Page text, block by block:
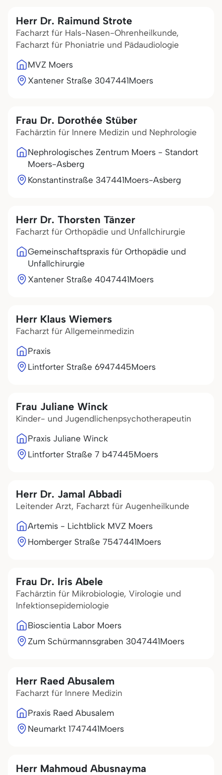
Herr Dr. Raimund Strote
Facharzt für Hals-Nasen-Ohrenheilkunde,
Facharzt für Phoniatrie und Pädaudiologie
MVZ Moers
Xantener Straße 3047441Moers
Frau Dr. Dorothée Stüber
Fachärztin für Innere Medizin und Nephrologie
Nephrologisches Zentrum Moers - Standort
Moers-Asberg
Konstantinstraße 347441Moers-Asberg
Herr Dr. Thorsten Tänzer
Facharzt für Orthopädie und Unfallchirurgie
Gemeinschaftspraxis für Orthopädie und
Unfallchirurgie
Xantener Straße 4047441Moers
Herr Klaus Wiemers
Facharzt für Allgemeinmedizin
Praxis
Lintforter Straße 6947445Moers
Frau Juliane Winck
Kinder- und Jugendlichenpsychotherapeutin
Praxis Juliane Winck
Lintforter Straße 7 b47445Moers
Herr Dr. Jamal Abbadi
Leitender Arzt, Facharzt für Augenheilkunde
Artemis - Lichtblick MVZ Moers
Homberger Straße 7547441Moers
Frau Dr. Iris Abele
Fachärztin für Mikrobiologie, Virologie und
Infektionsepidemiologie
Bioscientia Labor Moers
Zum Schürmannsgraben 3047441Moers
Herr Raed Abusalem
Facharzt für Innere Medizin
Praxis Raed Abusalem
Neumarkt 1747441Moers
Herr Mahmoud Abusnayma